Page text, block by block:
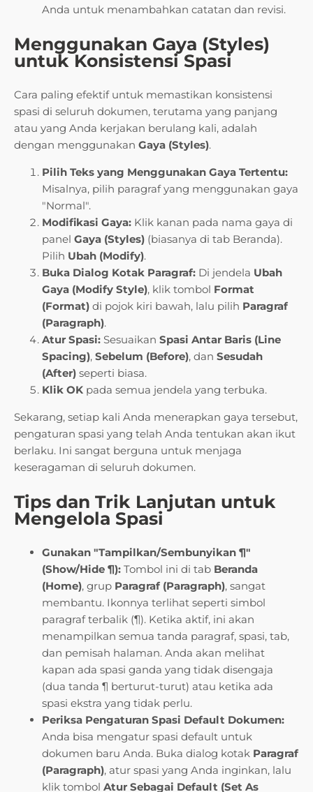
Anda untuk menambahkan catatan dan revisi.
Menggunakan Gaya (Styles)
untuk Konsistensi Spasi
Cara paling efektif untuk memastikan konsistensi
spasi di seluruh dokumen, terutama yang panjang
atau yang Anda kerjakan berulang kali, adalah
dengan menggunakan Gaya (Styles).
Pilih Teks yang Menggunakan Gaya Tertentu:
Misalnya, pilih paragraf yang menggunakan gaya
"Normal".
Modifikasi Gaya: Klik kanan pada nama gaya di
panel Gaya (Styles) (biasanya di tab Beranda).
Pilih Ubah (Modify).
Buka Dialog Kotak Paragraf: Di jendela Ubah
Gaya (Modify Style), klik tombol Format
(Format) di pojok kiri bawah, lalu pilih Paragraf
(Paragraph).
Atur Spasi: Sesuaikan Spasi Antar Baris (Line
Spacing), Sebelum (Before), dan Sesudah
(After) seperti biasa.
Klik OK pada semua jendela yang terbuka.
Sekarang, setiap kali Anda menerapkan gaya tersebut,
pengaturan spasi yang telah Anda tentukan akan ikut
berlaku. Ini sangat berguna untuk menjaga
keseragaman di seluruh dokumen.
Tips dan Trik Lanjutan untuk
Mengelola Spasi
Gunakan "Tampilkan/Sembunyikan ¶"
(Show/Hide ¶): Tombol ini di tab Beranda
(Home), grup Paragraf (Paragraph), sangat
membantu. Ikonnya terlihat seperti simbol
paragraf terbalik (¶). Ketika aktif, ini akan
menampilkan semua tanda paragraf, spasi, tab,
dan pemisah halaman. Anda akan melihat
kapan ada spasi ganda yang tidak disengaja
(dua tanda ¶ berturut-turut) atau ketika ada
spasi ekstra yang tidak perlu.
Periksa Pengaturan Spasi Default Dokumen:
Anda bisa mengatur spasi default untuk
dokumen baru Anda. Buka dialog kotak Paragraf
(Paragraph), atur spasi yang Anda inginkan, lalu
klik tombol Atur Sebagai Default (Set As